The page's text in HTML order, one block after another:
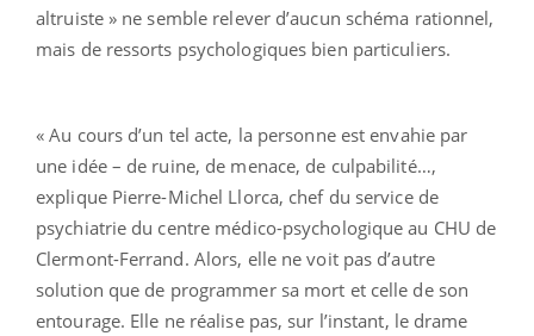
altruiste » ne semble relever d’aucun schéma rationnel,
mais de ressorts psychologiques bien particuliers.
« Au cours d’un tel acte, la personne est envahie par
une idée – de ruine, de menace, de culpabilité…,
explique Pierre-Michel Llorca, chef du service de
psychiatrie du centre médico-psychologique au CHU de
Clermont-Ferrand. Alors, elle ne voit pas d’autre
solution que de programmer sa mort et celle de son
entourage. Elle ne réalise pas, sur l’instant, le drame